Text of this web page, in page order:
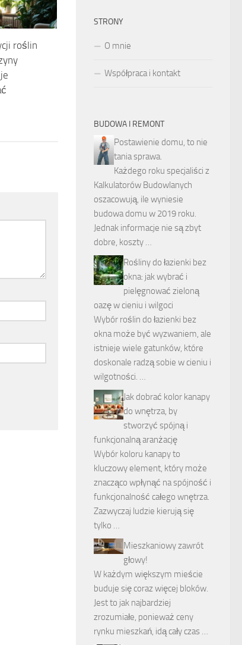
roślin
STRONY
O mnie
Współpraca i kontakt
BUDOWA I REMONT
Postawienie domu, to nie
tania sprawa.
Każdego roku specjaliści z
Kalkulatorów Budowlanych
oszacowują, ile wyniesie
budowa domu w 2019 roku.
Jednak informacje nie są zbyt
dobre, koszty …
Rośliny do łazienki bez
okna: jak wybrać i
pielęgnować zieloną
oazę w cieniu i wilgoci
Wybór roślin do łazienki bez
okna może być wyzwaniem, ale
istnieje wiele gatunków, które
doskonale radzą sobie w cieniu i
wilgotności. …
Jak dobrać kolor kanapy
do wnętrza, by
stworzyć spójną i
funkcjonalną aranżację
Wybór koloru kanapy to
kluczowy element, który może
znacząco wpłynąć na spójność i
funkcjonalność całego wnętrza.
Zazwyczaj ludzie kierują się
tylko …
Mieszkaniowy zawrót
głowy!
W każdym większym mieście
buduje się coraz więcej bloków.
Jest to jak najbardziej
zrozumiałe, ponieważ ceny
rynku mieszkań, idą cały czas …